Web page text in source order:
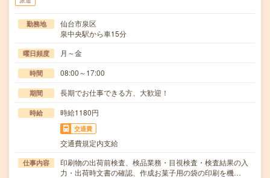
勤務地
仙台市泉区
泉中央駅から車15分
曜日頻度 月～金
時間 08:00～17:00
期間 長期でお仕事できる方、大歓迎！
時給 時給1180円
交通費
交通費規定内支給
仕事内容
印刷物の出荷前検査、検品業務・目視検査・検査結果の入
力・出荷時文書の確認、作成お菓子用の袋の印刷を機…